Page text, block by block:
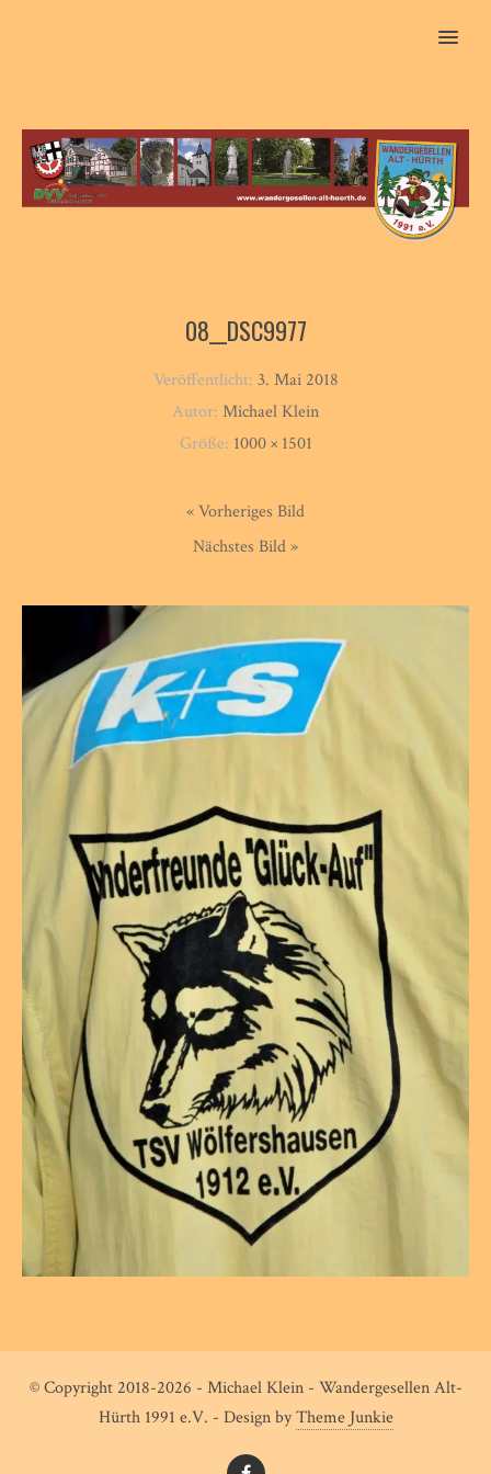
MENU
08__DSC9977
Veröffentlicht: 3. Mai 2018
Autor: Michael Klein
Größe: 1000 × 1501
« Vorheriges Bild
Nächstes Bild »
© Copyright 2018-2026 - Michael Klein - Wandergesellen Alt-
Hürth 1991 e.V. - Design byTheme Junkie